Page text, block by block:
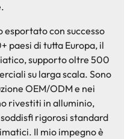
esportato con successo
paesi di tutta Europa, il
supporto oltre 500
su larga scala. Sono
OEM/ODM e nei
rivestiti in alluminio,
rigorosi standard
Il mio impegno è